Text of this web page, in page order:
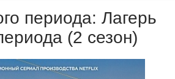
периода: Лагерь
(2 сезон)